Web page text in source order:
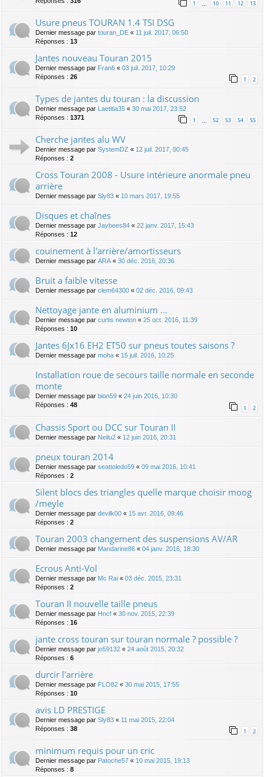
1 … 10 11 12 13
Usure pneus TOURAN 1.4 TSI DSG
Dernier message par touran_DE « 11 juil. 2017, 06:50
Réponses : 13
Jantes nouveau Touran 2015
Dernier message par Fran6 « 03 juil. 2017, 10:29
Réponses : 26 1 2
Types de jantes du touran : la discussion
Dernier message par Laetitia35 « 30 mai 2017, 23:52
Réponses : 1371 1 … 52 53 54 55
Cherche jantes alu WV
Dernier message par SystemDZ « 12 juil. 2017, 00:45
Réponses : 2
Cross Touran 2008 - Usure intérieure anormale pneu
arrière
Dernier message par Sly83 « 10 mars 2017, 19:55
Disques et chaînes
Dernier message par Jaybees84 « 22 janv. 2017, 15:43
Réponses : 12
couinement à l'arrière/amortisseurs
Dernier message par ARA « 30 déc. 2016, 20:36
Bruit a faible vitesse
Dernier message par clem64300 « 02 déc. 2016, 09:43
Nettoyage jante en aluminium ...
Dernier message par curtis newton « 25 oct. 2016, 11:39
Réponses : 10
Jantes 6Jx16 EH2 ET50 sur pneus toutes saisons ?
Dernier message par moha « 15 juil. 2016, 10:25
Installation roue de secours taille normale en seconde
monte
Dernier message par bion59 « 24 juin 2016, 10:30
Réponses : 48 1 2
Chassis Sport ou DCC sur Touran II
Dernier message par Neilu2 « 12 juin 2016, 20:31
pneux touran 2014
Dernier message par seattoledo59 « 09 mai 2016, 10:41
Réponses : 2
Silent blocs des triangles quelle marque choisir moog
/meyle
Dernier message par devilk00 « 15 avr. 2016, 09:46
Réponses : 2
Touran 2003 changement des suspensions AV/AR
Dernier message par Mandarine86 « 04 janv. 2016, 18:30
Ecrous Anti-Vol
Dernier message par Mc Rai « 03 déc. 2015, 23:31
Réponses : 2
Touran II nouvelle taille pneus
Dernier message par Hncf « 30 nov. 2015, 22:39
Réponses : 16
jante cross touran sur touran normale ? possible ?
Dernier message par jo59132 « 24 août 2015, 20:32
Réponses : 6
durcir l'arrière
Dernier message par FLO82 « 30 mai 2015, 17:55
Réponses : 10
avis LD PRESTIGE
Dernier message par Sly83 « 11 mai 2015, 22:04
Réponses : 38 1 2
minimum requis pour un cric
Dernier message par Patoche57 « 10 mai 2015, 19:13
Réponses : 8